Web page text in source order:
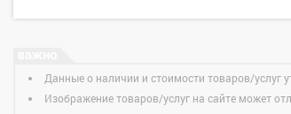
Данные о наличии и стоимости товаров/услуг
Изображение товаров/услуг на сайте может